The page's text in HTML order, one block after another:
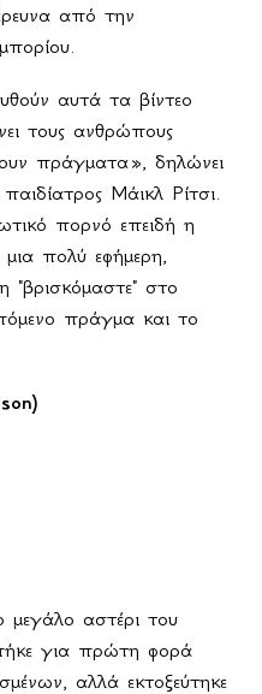
από την
αυτά τα βίντεο
τους ανθρώπους
πράγματα», δηλώνει
Μάικλ Ρίτσι.
πορνό επειδή η
πολύ εφήμερη,
"βρισκόμαστε" στο
πράγμα και το
)
μεγάλο αστέρι του
για πρώτη φορά
αλλά εκτοξεύτηκε